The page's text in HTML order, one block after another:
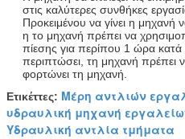
στις καλύτερες συνθήκες
Προκειμένου να γίνει η μηχανή
η το μηχανή πρέπει να
πίεσης για περίπου 1 ώρα
περιπτώσει, τη μηχανή πρέπει
φορτώνει τη μηχανή.
Ετικέττες: Μέρη αντλιών
υδραυλική μηχανή
Υδραυλική αντλία τμήματα